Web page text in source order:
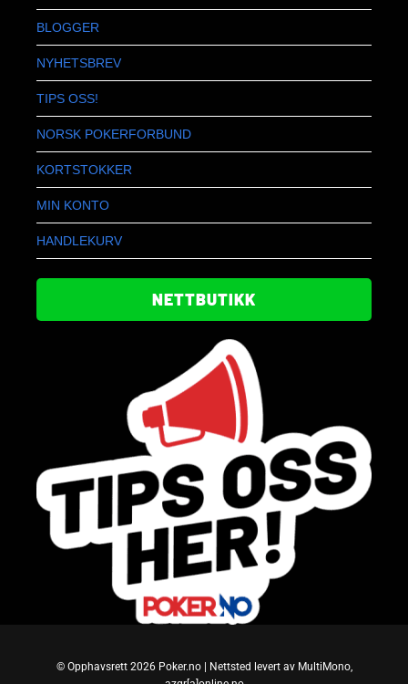
BLOGGER
NYHETSBREV
TIPS OSS!
NORSK POKERFORBUND
KORTSTOKKER
MIN KONTO
HANDLEKURV
NETTBUTIKK
© Opphavsrett 2026 Poker.no | Nettsted levert av MultiMono,